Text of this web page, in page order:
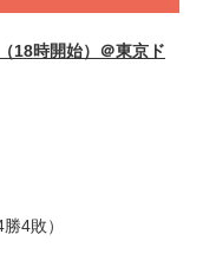
18時開始）＠東京ド
4敗）